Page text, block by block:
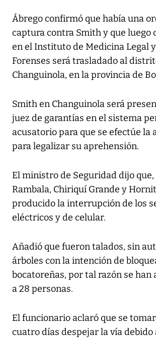
Ábrego confirmó que había una
captura contra Smith y que luego
en el Instituto de Medicina Legal
Forenses será trasladado al
Changuinola, en la provincia de
Smith en Changuinola será
juez de garantías en el sistema
acusatorio para que se efectúe la
para legalizar su aprehensión.
El ministro de Seguridad dijo
Rambala, Chiriquí Grande y
producido la interrupción de los
eléctricos y de celular.
Añadió que fueron talados, sin
árboles con la intención de
bocatoreñas, por tal razón se han
a 28 personas.
El funcionario aclaró que se
cuatro días despejar la vía debido